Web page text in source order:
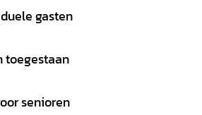
gasten
toegestaan
senioren